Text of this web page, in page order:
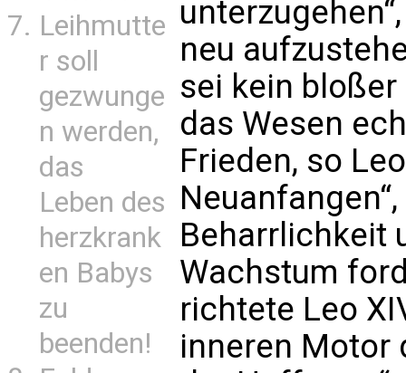
Leihmutte
r soll
gezwunge
n werden,
das
Leben des
herzkrank
en Babys
zu
beenden!
neu
sei kein
das Wesen
Frieden, so
Beharrlichkeit
Wachstum
richtete Leo
inneren Motor